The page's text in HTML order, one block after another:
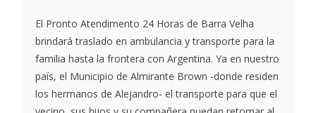
El Pronto Atendimento 24 Horas de Barra Velha
brindará traslado en ambulancia y transporte para la
familia hasta la frontera con Argentina. Ya en nuestro
país, el Municipio de Almirante Brown -donde residen
los hermanos de Alejandro- el transporte para que el